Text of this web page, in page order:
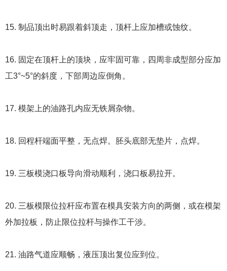
15. 制品顶出时易跟着斜顶走，顶杆上应加槽或蚀纹。
16. 固定在顶杆上的顶块，应牢固可靠，四周非成型部分应加
工3°~5°的斜度，下部周边应倒角。
17. 模架上的油路孔内应无铁屑杂物。
18. 回程杆端面平整，无点焊。胚头底部无垫片，点焊。
19. 三板模浇口板导向滑动顺利，浇口板易拉开。
20. 三板模限位拉杆应布置在模具安装方向的两侧，或在模架
外加拉板，防止限位拉杆与操作工干涉。
21. 油路气道应顺畅，液压顶出复位应到位。